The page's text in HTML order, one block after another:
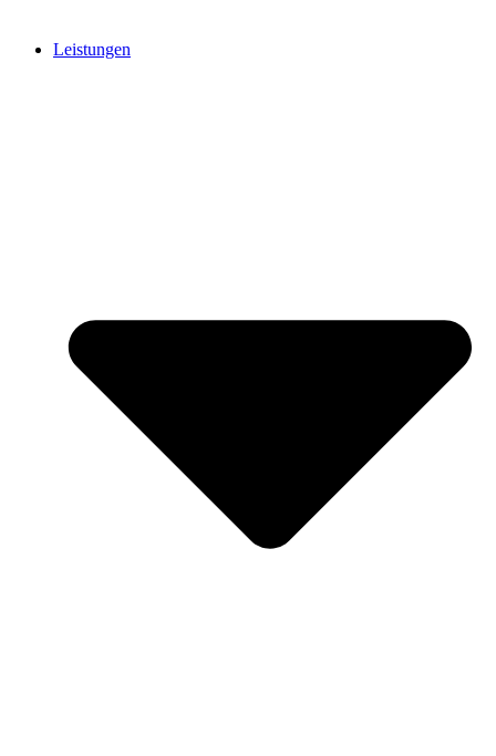
Leistungen